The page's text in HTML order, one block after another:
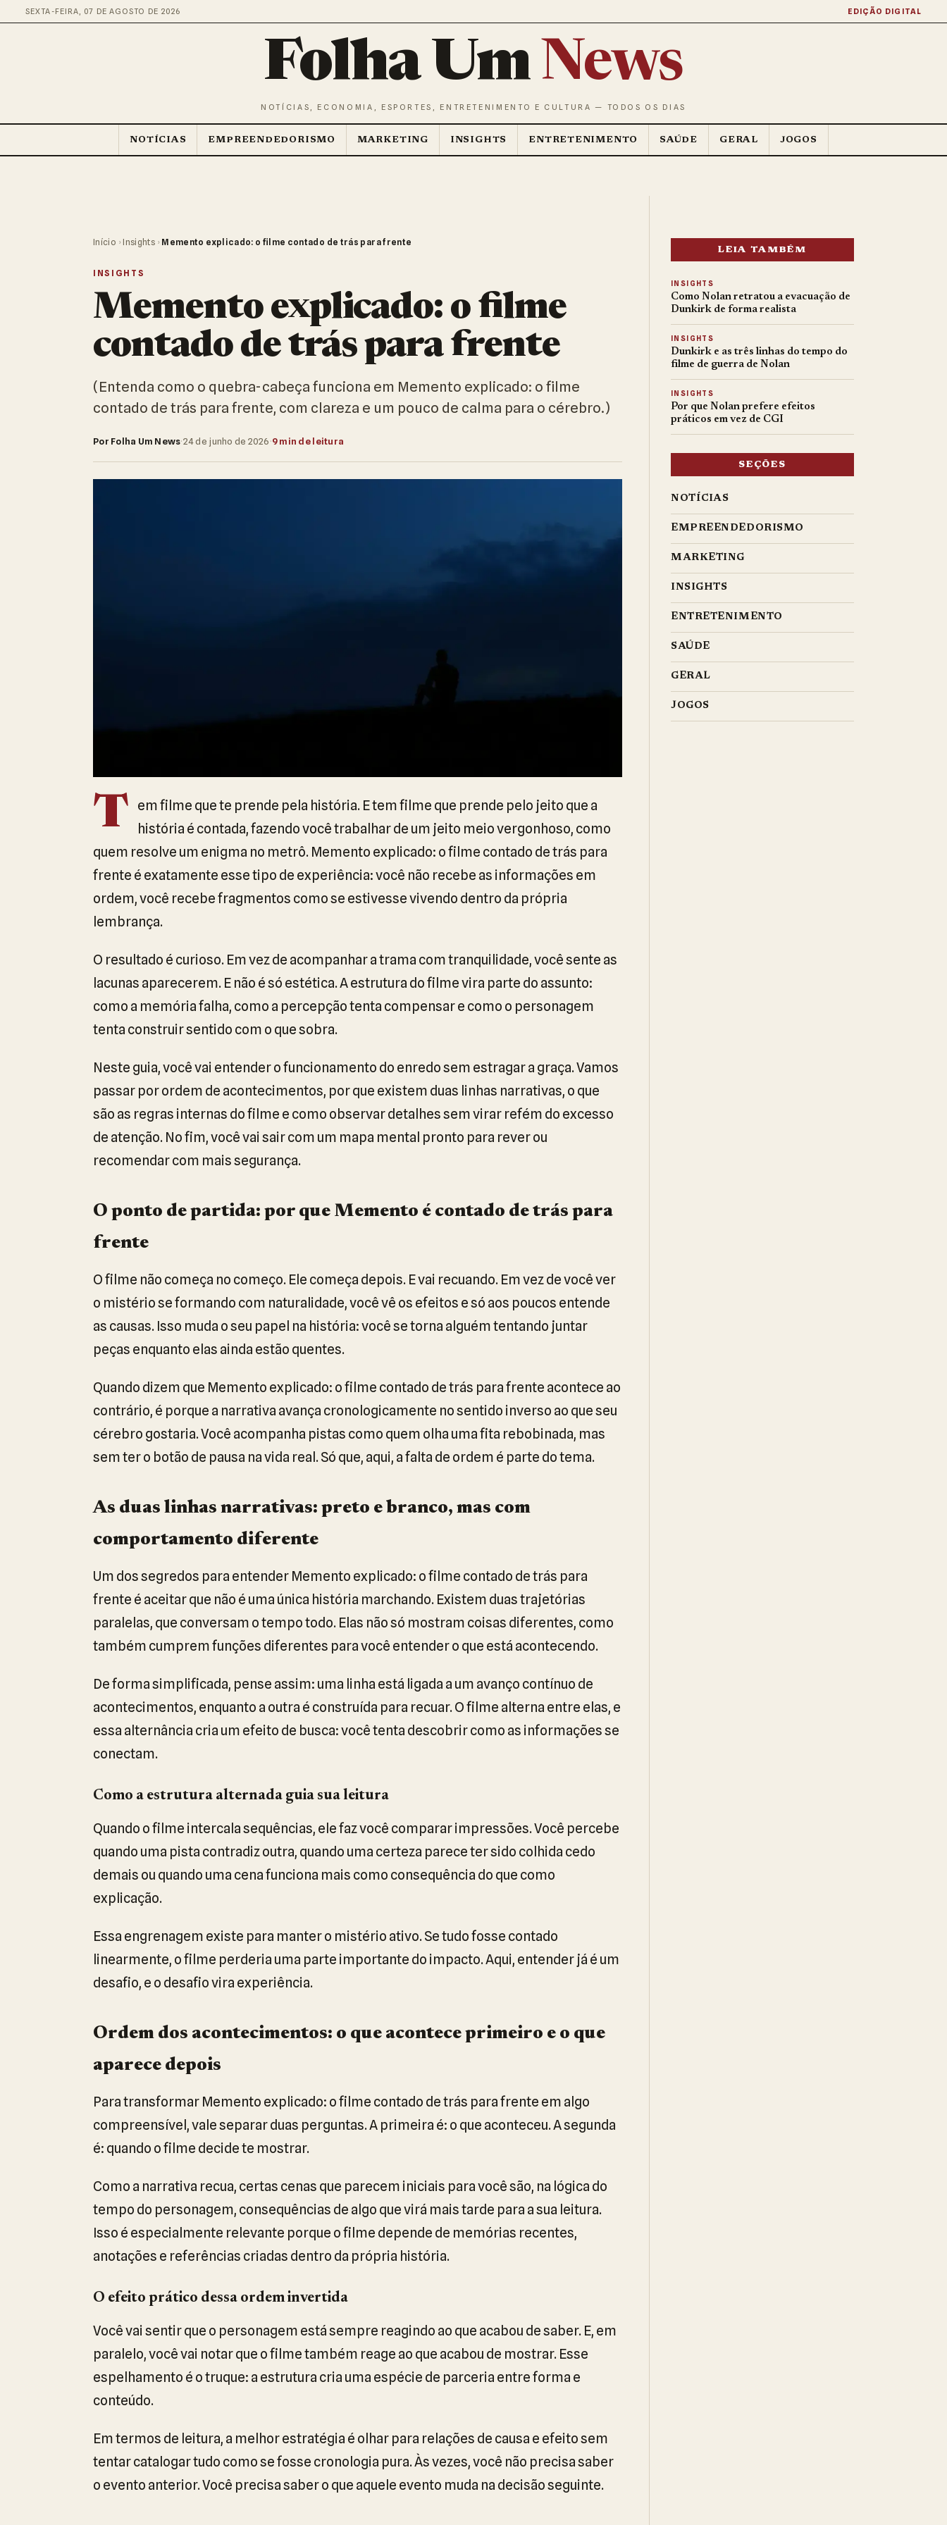
SEXTA-FEIRA, 07 DE AGOSTO DE 2026 EDIÇÃO DIGITAL
Folha Um News
NOTÍCIAS, ECONOMIA, ESPORTES, ENTRETENIMENTO E CULTURA — TODOS OS DIAS
NOTÍCIAS EMPREENDEDORISMO MARKETING INSIGHTS ENTRETENIMENTO SAÚDE GERAL JOGOS
Início › Insights › Memento explicado: o filme contado de trás para frente
INSIGHTS
Memento explicado: o filme
contado de trás para frente
(Entenda como o quebra-cabeça funciona em Memento explicado: o filme
contado de trás para frente, com clareza e um pouco de calma para o cérebro.)
Por Folha Um News·24 de junho de 2026·9 min de leitura
T
em filme que te prende pela história. E tem filme que prende pelo jeito que a
história é contada, fazendo você trabalhar de um jeito meio vergonhoso, como
quem resolve um enigma no metrô. Memento explicado: o filme contado de trás para
frente é exatamente esse tipo de experiência: você não recebe as informações em
ordem, você recebe fragmentos como se estivesse vivendo dentro da própria
lembrança.
O resultado é curioso. Em vez de acompanhar a trama com tranquilidade, você sente as
lacunas aparecerem. E não é só estética. A estrutura do filme vira parte do assunto:
como a memória falha, como a percepção tenta compensar e como o personagem
tenta construir sentido com o que sobra.
Neste guia, você vai entender o funcionamento do enredo sem estragar a graça. Vamos
passar por ordem de acontecimentos, por que existem duas linhas narrativas, o que
são as regras internas do filme e como observar detalhes sem virar refém do excesso
de atenção. No fim, você vai sair com um mapa mental pronto para rever ou
recomendar com mais segurança.
O ponto de partida: por que Memento é contado de trás para
frente
O filme não começa no começo. Ele começa depois. E vai recuando. Em vez de você ver
o mistério se formando com naturalidade, você vê os efeitos e só aos poucos entende
as causas. Isso muda o seu papel na história: você se torna alguém tentando juntar
peças enquanto elas ainda estão quentes.
Quando dizem que Memento explicado: o filme contado de trás para frente acontece ao
contrário, é porque a narrativa avança cronologicamente no sentido inverso ao que seu
cérebro gostaria. Você acompanha pistas como quem olha uma fita rebobinada, mas
sem ter o botão de pausa na vida real. Só que, aqui, a falta de ordem é parte do tema.
As duas linhas narrativas: preto e branco, mas com
comportamento diferente
Um dos segredos para entender Memento explicado: o filme contado de trás para
frente é aceitar que não é uma única história marchando. Existem duas trajetórias
paralelas, que conversam o tempo todo. Elas não só mostram coisas diferentes, como
também cumprem funções diferentes para você entender o que está acontecendo.
De forma simplificada, pense assim: uma linha está ligada a um avanço contínuo de
acontecimentos, enquanto a outra é construída para recuar. O filme alterna entre elas, e
essa alternância cria um efeito de busca: você tenta descobrir como as informações se
conectam.
Como a estrutura alternada guia sua leitura
Quando o filme intercala sequências, ele faz você comparar impressões. Você percebe
quando uma pista contradiz outra, quando uma certeza parece ter sido colhida cedo
demais ou quando uma cena funciona mais como consequência do que como
explicação.
Essa engrenagem existe para manter o mistério ativo. Se tudo fosse contado
linearmente, o filme perderia uma parte importante do impacto. Aqui, entender já é um
desafio, e o desafio vira experiência.
Ordem dos acontecimentos: o que acontece primeiro e o que
aparece depois
Para transformar Memento explicado: o filme contado de trás para frente em algo
compreensível, vale separar duas perguntas. A primeira é: o que aconteceu. A segunda
é: quando o filme decide te mostrar.
Como a narrativa recua, certas cenas que parecem iniciais para você são, na lógica do
tempo do personagem, consequências de algo que virá mais tarde para a sua leitura.
Isso é especialmente relevante porque o filme depende de memórias recentes,
anotações e referências criadas dentro da própria história.
O efeito prático dessa ordem invertida
Você vai sentir que o personagem está sempre reagindo ao que acabou de saber. E, em
paralelo, você vai notar que o filme também reage ao que acabou de mostrar. Esse
espelhamento é o truque: a estrutura cria uma espécie de parceria entre forma e
conteúdo.
Em termos de leitura, a melhor estratégia é olhar para relações de causa e efeito sem
tentar catalogar tudo como se fosse cronologia pura. Às vezes, você não precisa saber
o evento anterior. Você precisa saber o que aquele evento muda na decisão seguinte.
LEIA TAMBÉM
INSIGHTS
Como Nolan retratou a evacuação de
Dunkirk de forma realista
INSIGHTS
Dunkirk e as três linhas do tempo do
filme de guerra de Nolan
INSIGHTS
Por que Nolan prefere efeitos
práticos em vez de CGI
SEÇÕES
NOTÍCIAS
EMPREENDEDORISMO
MARKETING
INSIGHTS
ENTRETENIMENTO
SAÚDE
GERAL
JOGOS